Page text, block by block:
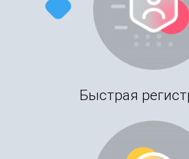
Быстрая